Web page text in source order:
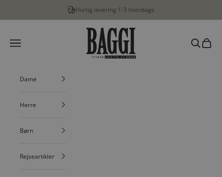
Hurtig levering 1-3 hverdage
BAGGI
Menu
Søg
Dame
Herre
Børn
Rejseartikler